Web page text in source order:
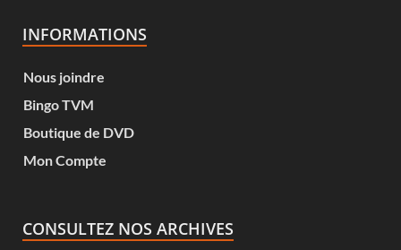
INFORMATIONS
Nous joindre
Bingo TVM
Boutique de DVD
Mon Compte
CONSULTEZ NOS ARCHIVES